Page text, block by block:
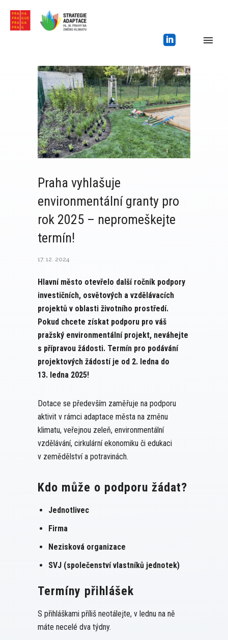
Praha vyhlašuje
environmentální granty pro
rok 2025 – nepromeškejte
termín!
17. 12. 2024
Hlavní město otevřelo další ročník podpory
investičních, osvětových a vzdělávacích
projektů v oblasti životního prostředí.
Pokud chcete získat podporu pro váš
pražský environmentální projekt, neváhejte
s přípravou žádosti. Termín pro podávání
projektových žádostí je od 2. ledna do
13. ledna 2025!
Dotace se především zaměřuje na podporu
aktivit v rámci adaptace města na změnu
klimatu, veřejnou zeleň, environmentální
vzdělávání, cirkulární ekonomiku či edukaci
v zemědělství a potravinách.
Kdo může o podporu žádat?
Jednotlivec
Firma
Nezisková organizace
SVJ (společenství vlastníků jednotek)
Termíny přihlášek
S přihláškami příliš neotálejte, v lednu na ně
máte necelé dva týdny.